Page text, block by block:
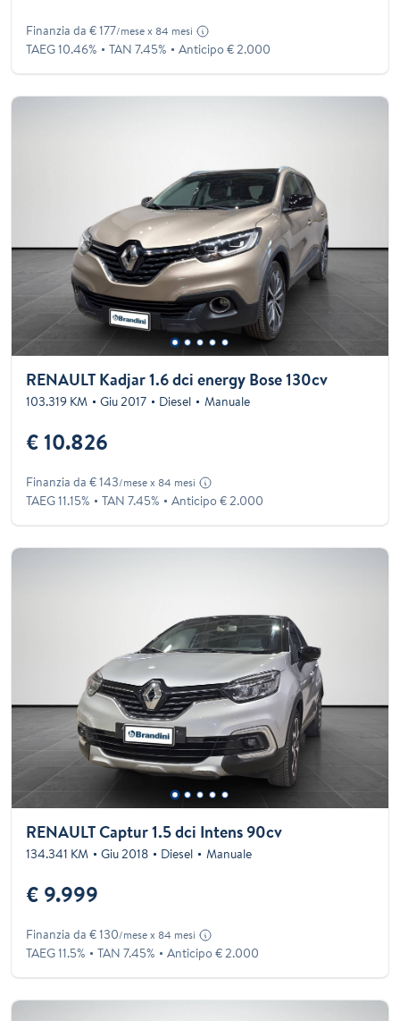
Finanzia da € 177/mese x 84 mesi
TAEG 10.46% TAN 7.45% Anticipo € 2.000
RENAULT Kadjar 1.6 dci energy Bose 130cv
103.319 KM Giu 2017 Diesel Manuale
€ 10.826
Finanzia da € 143/mese x 84 mesi
TAEG 11.15% TAN 7.45% Anticipo € 2.000
RENAULT Captur 1.5 dci Intens 90cv
134.341 KM Giu 2018 Diesel Manuale
€ 9.999
Finanzia da € 130/mese x 84 mesi
TAEG 11.5% TAN 7.45% Anticipo € 2.000